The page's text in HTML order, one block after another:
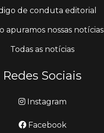
de conduta editorial
apuramos nossas notícias
Todas as notícias
Redes Sociais
Instagram
Facebook